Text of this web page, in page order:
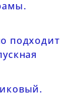
подходит